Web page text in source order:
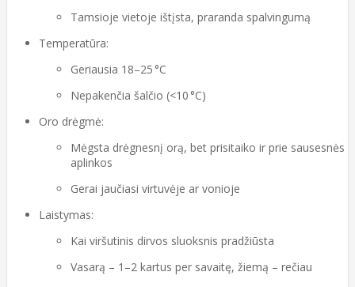
Tamsioje vietoje ištįsta, praranda spalvingumą
Temperatūra:
Geriausia 18–25 °C
Nepakenčia šalčio (<10 °C)
Oro drėgmė:
Mėgsta drėgnesnį orą, bet prisitaiko ir prie sausesnės
aplinkos
Gerai jaučiasi virtuvėje ar vonioje
Laistymas:
Kai viršutinis dirvos sluoksnis pradžiūsta
Vasarą – 1–2 kartus per savaitę, žiemą – rečiau